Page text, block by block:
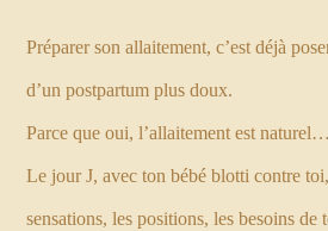
Préparer son allaitement, c’est déjà
d’un postpartum plus doux.
Parce que oui, l’allaitement est
Le jour J, avec ton bébé blotti contre
sensations, les positions, les besoins de